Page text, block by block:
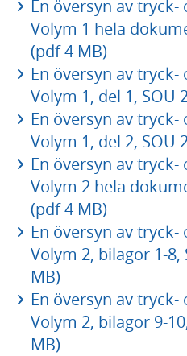
En översyn av
Volym 1 hela
(pdf 4 MB)
En översyn av
Volym 1, del 1, SOU
En översyn av
Volym 1, del 2, SOU
En översyn av
Volym 2 hela
(pdf 4 MB)
En översyn av
Volym 2, bilagor 1-8,
MB)
En översyn av
Volym 2, bilagor 9-
MB)